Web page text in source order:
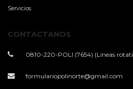
Servicios
CONTACTANOS
0810-220-POLI (7654) (Líneas
formulariopolinorte@gmail.com